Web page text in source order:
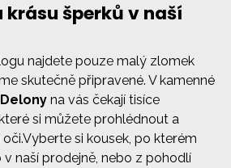
krásu šperků v naší
najdete pouze malý zlomek
skutečně připravené. V kamenné
na vás čekají tisíce
si můžete prohlédnout a
si kousek, po kterém
naší prodejně, nebo z pohodlí